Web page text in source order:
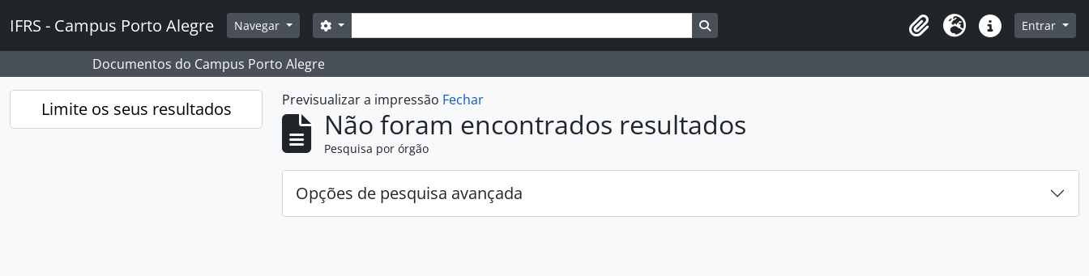
IFRS - Campus Porto Alegre Navegar Pesquisar
Opções de busca Busque na página de navegação
Idioma Ligações rápidas
Entrar
Documentos do Campus Porto Alegre
Limite os seus resultados Previsualizar a impressão Fechar
Não foram encontrados resultados
Pesquisa por órgão
Opções de pesquisa avançada